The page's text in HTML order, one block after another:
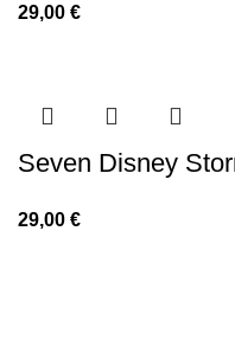
29,00 €
Seven Disney
29,00 €